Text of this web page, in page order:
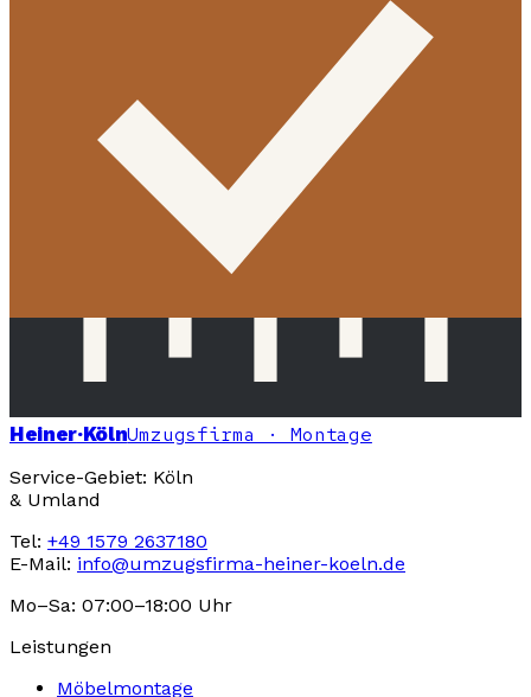
Heiner·KölnUmzugsfirma · Montage
Service-Gebiet: Köln
& Umland
Tel: +49 1579 2637180
E-Mail: info@umzugsfirma-heiner-koeln.de
Mo–Sa: 07:00–18:00 Uhr
Leistungen
Möbelmontage